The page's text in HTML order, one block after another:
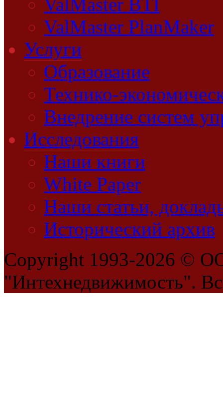
ValMaster BTI
ValMaster PlanMaker
Услуги
Образование
Технико-
Внедрение систем
Исследования
Наши книги
White Paper
Наши статьи,
Исторический архив
Copyright 1993-2026 ©
"Интехнедвижимость".